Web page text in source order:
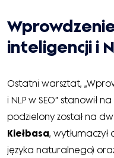
inteligencji i
Ostatni warsztat,
i NLP w SEO” stanowił
podzielony został na
Kiełbasa, wytłumaczył
języka naturalnego)